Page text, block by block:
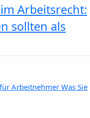
Arbeitsrecht:
sollten als